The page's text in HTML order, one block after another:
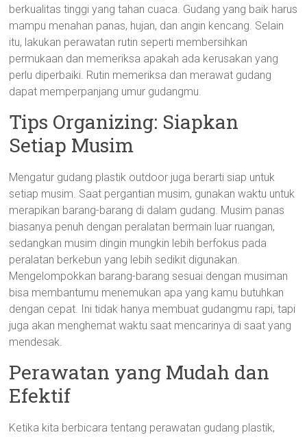
berkualitas tinggi yang tahan cuaca. Gudang yang baik harus
mampu menahan panas, hujan, dan angin kencang. Selain
itu, lakukan perawatan rutin seperti membersihkan
permukaan dan memeriksa apakah ada kerusakan yang
perlu diperbaiki. Rutin memeriksa dan merawat gudang
dapat memperpanjang umur gudangmu.
Tips Organizing: Siapkan
Setiap Musim
Mengatur gudang plastik outdoor juga berarti siap untuk
setiap musim. Saat pergantian musim, gunakan waktu untuk
merapikan barang-barang di dalam gudang. Musim panas
biasanya penuh dengan peralatan bermain luar ruangan,
sedangkan musim dingin mungkin lebih berfokus pada
peralatan berkebun yang lebih sedikit digunakan.
Mengelompokkan barang-barang sesuai dengan musiman
bisa membantumu menemukan apa yang kamu butuhkan
dengan cepat. Ini tidak hanya membuat gudangmu rapi, tapi
juga akan menghemat waktu saat mencarinya di saat yang
mendesak.
Perawatan yang Mudah dan
Efektif
Ketika kita berbicara tentang perawatan gudang plastik,